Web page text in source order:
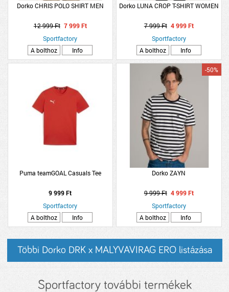
Dorko CHRIS POLO SHIRT MEN
12 999 Ft 7 999 Ft
Sportfactory
A bolthoz
Info
Dorko LUNA CROP T-SHIRT WOMEN
7 999 Ft 4 999 Ft
Sportfactory
A bolthoz
Info
Puma teamGOAL Casuals Tee
9 999 Ft
Sportfactory
A bolthoz
Info
Dorko ZAYN
-50%
9 999 Ft 4 999 Ft
Sportfactory
A bolthoz
Info
Többi Dorko DRK x MALYVAVIRAG ERO listázása
Sportfactory további termékek